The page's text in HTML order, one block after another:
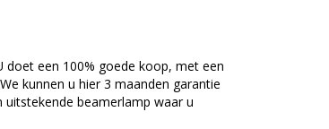
een 100% goede koop, met een
kunnen u hier 3 maanden garantie
beamerlamp waar u